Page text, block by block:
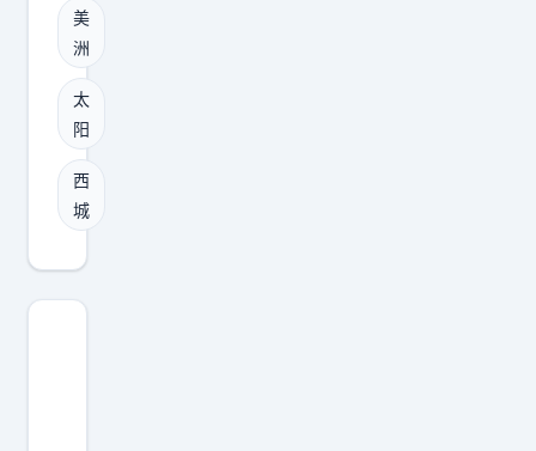
神
秘
预
言
，
他
们
美
洲
太
阳
西
城